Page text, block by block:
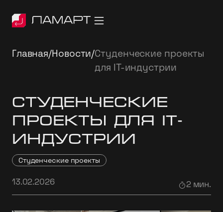
Главная/ Новости/Студенческие проекты
для IT-индустрии
Студенческие
проекты для IT-
индустрии
Студенческие проекты
13.02.2026 2 мин.